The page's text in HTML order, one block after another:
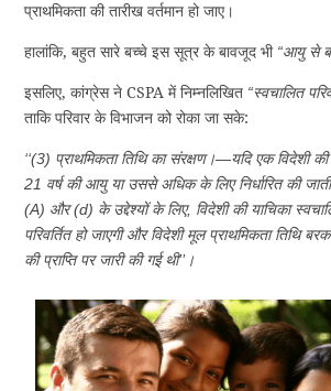
प्राथमिकता की तारीख वर्तमान हो जाए।
हालांकि, बहुत सारे बच्चे इस सूत्र के बावजूद भी “आयु से
इसलिए, कांग्रेस ने CSPA में निम्नलिखित “स्वचालित
ताकि परिवार के विभाजन को रोका जा सके:
‘‘(3) प्राथमिकता तिथि का संरक्षण।—यदि एक विदेशी
21 वर्ष की आयु या उससे अधिक के लिए निर्धारित की
(A) और (d) के उद्देश्यों के लिए, विदेशी की याचिका
परिवर्तित हो जाएगी और विदेशी मूल प्राथमिकता तिथि
की प्राप्ति पर जारी की गई थी’’।